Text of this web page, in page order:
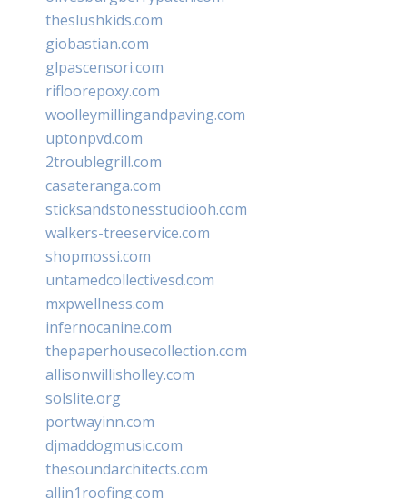
theslushkids.com
giobastian.com
glpascensori.com
rifloorepoxy.com
woolleymillingandpaving.com
uptonpvd.com
2troublegrill.com
casateranga.com
sticksandstonesstudiooh.com
walkers-treeservice.com
shopmossi.com
untamedcollectivesd.com
mxpwellness.com
infernocanine.com
thepaperhousecollection.com
allisonwillisholley.com
solslite.org
portwayinn.com
djmaddogmusic.com
thesoundarchitects.com
allin1roofing.com